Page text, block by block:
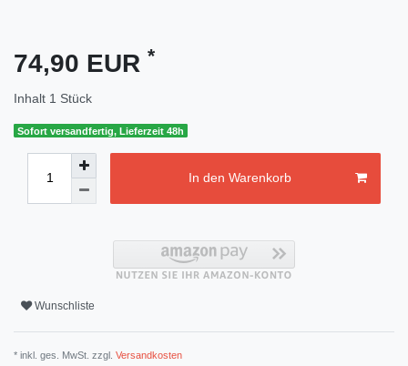
74,90 EUR *
Inhalt 1 Stück
Sofort versandfertig, Lieferzeit 48h
In den Warenkorb
Wunschliste
* inkl. ges. MwSt. zzgl. Versandkosten